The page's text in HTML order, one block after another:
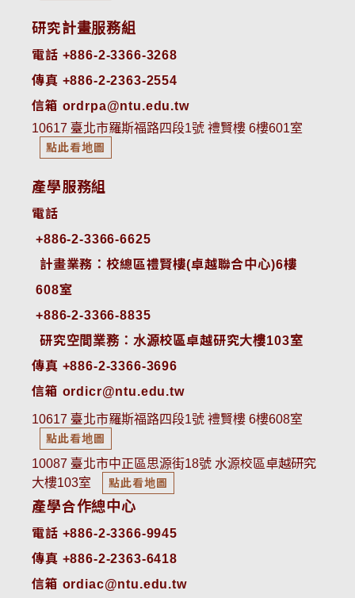
研究計畫服務組
電話 +886-2-3366-3268
傳真 +886-2-2363-2554
信箱 ordrpa@ntu.edu.tw
10617 臺北市羅斯福路四段1號 禮賢樓 6樓601室
點此看地圖
產學服務組
電話
+886-2-3366-6625
計畫業務：校總區禮賢樓(卓越聯合中心)6樓
608室
+886-2-3366-8835
研究空間業務：水源校區卓越研究大樓103室
傳真 +886-2-3366-3696
信箱 ordicr@ntu.edu.tw
10617 臺北市羅斯福路四段1號 禮賢樓 6樓608室
點此看地圖
10087 臺北市中正區思源街18號 水源校區卓越研究
大樓103室
點此看地圖
產學合作總中心
電話 +886-2-3366-9945
傳真 +886-2-2363-6418
信箱 ordiac@ntu.edu.tw